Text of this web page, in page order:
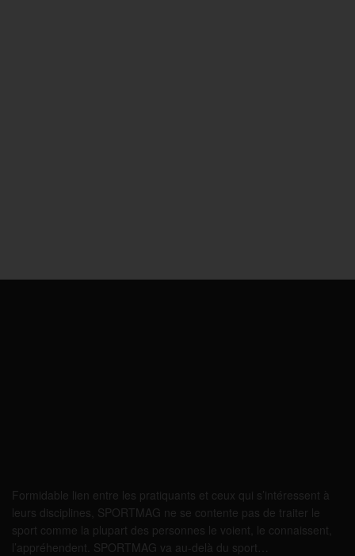
Formidable lien entre les pratiquants et ceux qui s’intéressent à
leurs disciplines, SPORTMAG ne se contente pas de traiter le
sport comme la plupart des personnes le voient, le connaissent,
l’appréhendent. SPORTMAG va au-delà du sport…